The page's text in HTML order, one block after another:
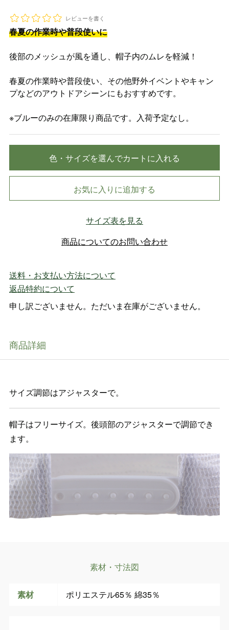
レビューを書く
春夏の作業時や普段使いに
後部のメッシュが風を通し、帽子内のムレを軽減！
春夏の作業時や普段使い、その他野外イベントやキャン
プなどのアウトドアシーンにもおすすめです。
※ブルーのみの在庫限り商品です。入荷予定なし。
色・サイズを選んでカートに入れる
お気に入りに追加する
サイズ表を見る
商品についてのお問い合わせ
送料・お支払い方法について
返品特約について
申し訳ございません。ただいま在庫がございません。
商品詳細
サイズ調節はアジャスターで。
帽子はフリーサイズ。後頭部のアジャスターで調節でき
ます。
素材・寸法図
素材 ポリエステル65％ 綿35％